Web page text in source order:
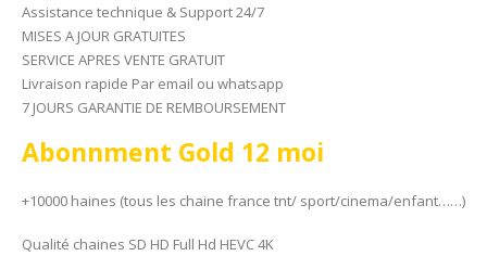
Assistance technique & Support 24/7
MISES A JOUR GRATUITES
SERVICE APRES VENTE GRATUIT
Livraison rapide Par email ou whatsapp
7 JOURS GARANTIE DE REMBOURSEMENT
Abonnment Gold 12 moi
+10000 haines (tous les chaine france tnt/ sport/cinema/enfant……)
Qualité chaines SD HD Full Hd HEVC 4K